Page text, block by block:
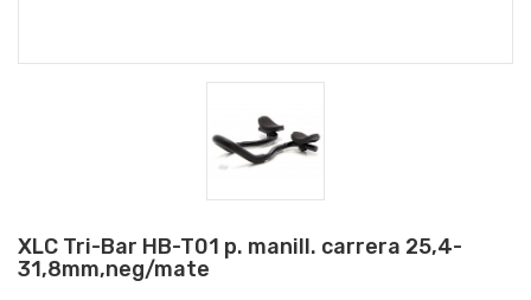
XLC Tri-Bar HB-T01 p. manill. carrera 25,4-
31,8mm,neg/mate